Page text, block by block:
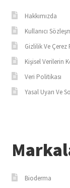
Hakkımızda
Kullanıcı
Gizlilik Ve Çerez
Kişisel Verilerin
Veri Politikası
Yasal Uyarı Ve
Bioderma